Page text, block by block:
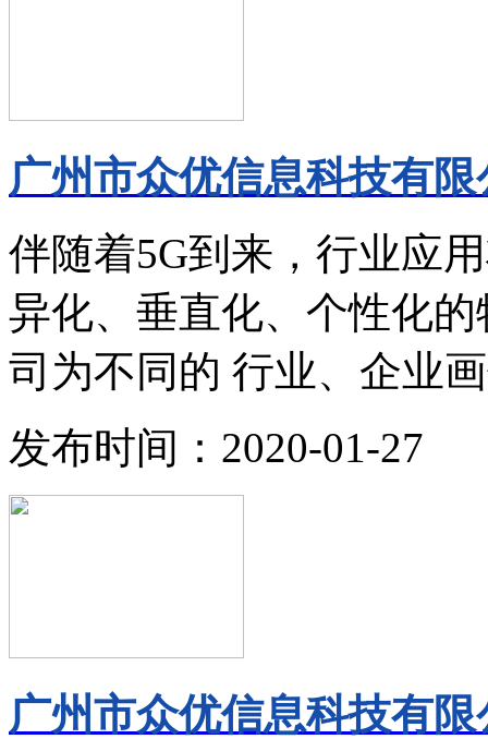
广州市众优信息科技有
伴随着5G到来，行业应
异化、垂直化、个性化
司为不同的 行业、企业
发布时间：2020-01-27
广州市众优信息科技有